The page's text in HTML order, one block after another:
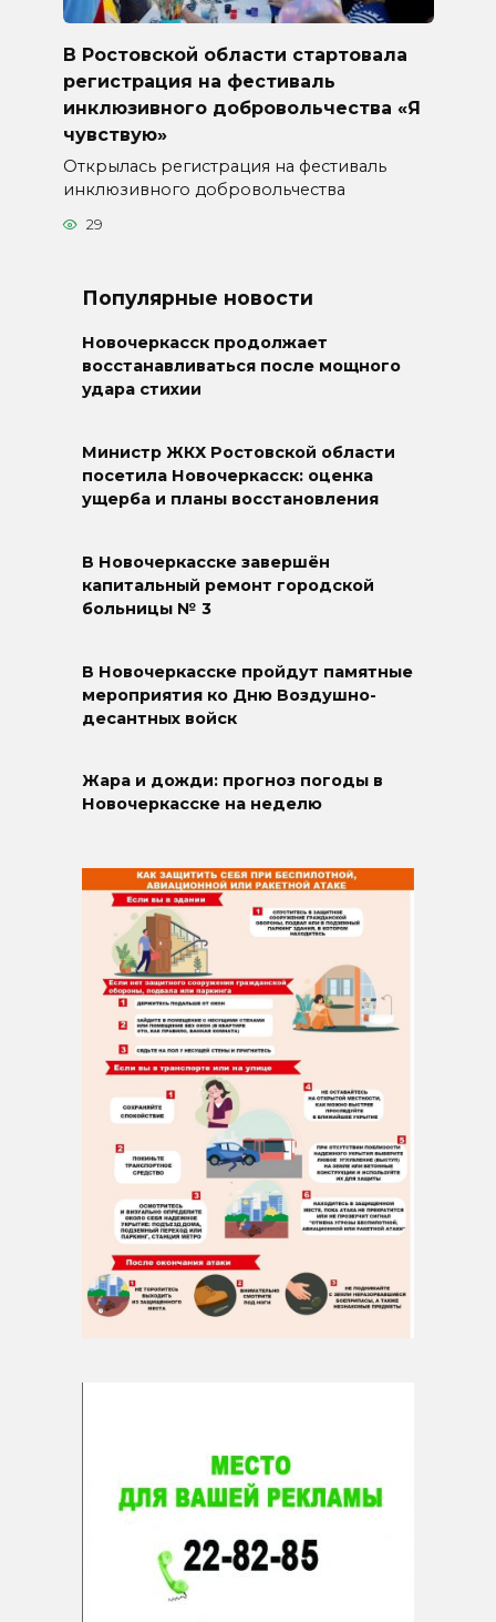
В Ростовской области стартовала
регистрация на фестиваль
инклюзивного добровольчества «Я
чувствую»
Открылась регистрация на фестиваль
инклюзивного добровольчества
29
Популярные новости
Новочеркасск продолжает
восстанавливаться после мощного
удара стихии
Министр ЖКХ Ростовской области
посетила Новочеркасск: оценка
ущерба и планы восстановления
В Новочеркасске завершён
капитальный ремонт городской
больницы № 3
В Новочеркасске пройдут памятные
мероприятия ко Дню Воздушно-
десантных войск
Жара и дожди: прогноз погоды в
Новочеркасске на неделю